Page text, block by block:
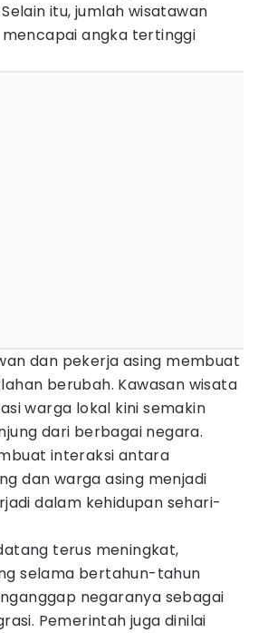
itu, jumlah wisatawan
angka tertinggi
dan pekerja asing membuat
berubah. Kawasan wisata
warga lokal kini semakin
dari berbagai negara.
interaksi antara
dan warga asing menjadi
dalam kehidupan sehari-
terus meningkat,
selama bertahun-tahun
negaranya sebagai
Pemerintah juga dinilai